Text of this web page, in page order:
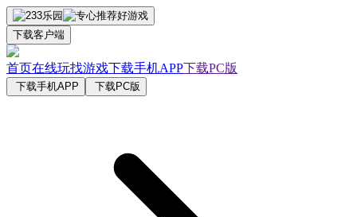
下载客户端
首页在线玩找游戏下载手机APP下载PC版
下载手机APP 下载PC版